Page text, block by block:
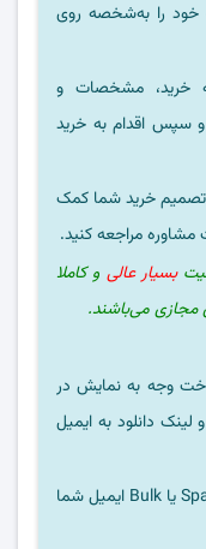
خود را به‌شخصه روی
خرید، مشخصات و
سپس اقدام به خرید
تصمیم خرید شما کمک
مشاوره مراجعه کنید.
بسیار عالی و کاملا
مجازی می‌باشند.
وجه به نمایش در
دانلود به ایمیل
ممکن است ایمیل ارسالی به پوشه Spam یا Bulk ایمیل شما